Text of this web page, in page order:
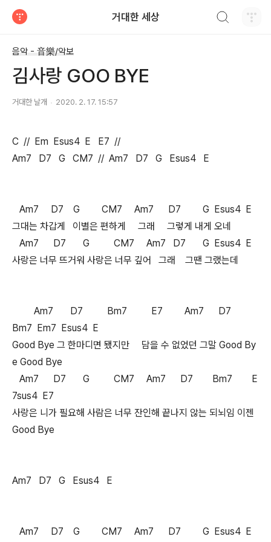
거대한 세상
음악 - 音樂/악보
김사랑 GOO BYE
거대한 날개 2020. 2. 17. 15:57
C // Em Esus4 E E7 //
Am7 D7 G CM7 // Am7 D7 G Esus4 E
Am7 D7 G CM7 Am7 D7 G Esus4 E
그대는 차갑게 이별은 편하게 그래 그렇게 내게 오네
Am7 D7 G CM7 Am7 D7 G Esus4 E
사랑은 너무 뜨거워 사랑은 너무 깊어 그래 그땐 그랬는데
Am7 D7 Bm7 E7 Am7 D7
Bm7 Em7 Esus4 E
Good Bye 그 한마디면 됐지만 담을 수 없었던 그말 Good By
e Good Bye
Am7 D7 G CM7 Am7 D7 Bm7 E
7sus4 E7
사랑은 니가 필요해 사람은 너무 잔인해 끝나지 않는 되뇌임 이젠
Good Bye
Am7 D7 G Esus4 E
Am7 D7 G CM7 Am7 D7 G Esus4 E